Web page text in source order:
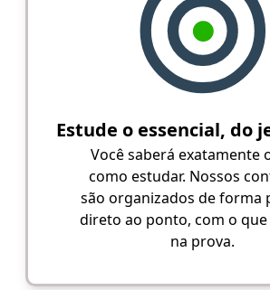
Estude o essencial, do
Você saberá exatamente
como estudar. Nossos
são organizados de forma
direto ao ponto, com o que
na prova.